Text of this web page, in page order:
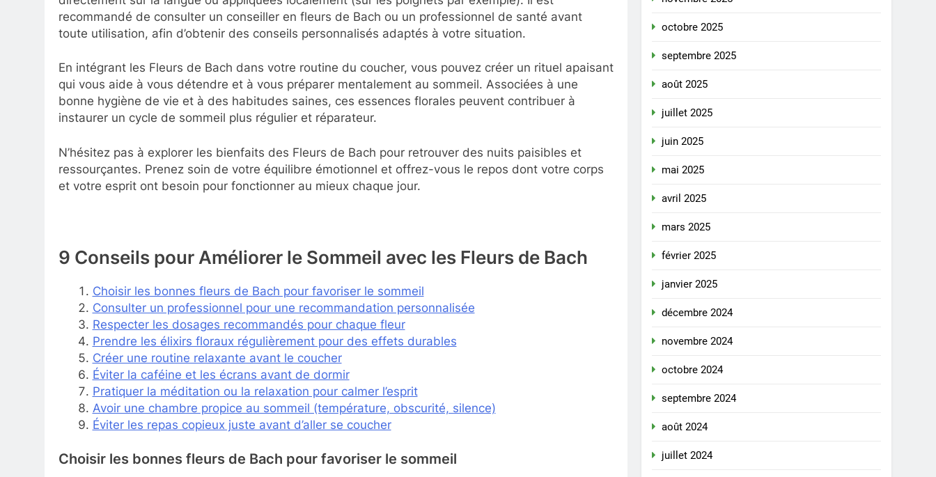
recommandé de consulter un conseiller en fleurs de Bach ou un professionnel de santé avant
toute utilisation, afin d’obtenir des conseils personnalisés adaptés à votre situation.
En intégrant les Fleurs de Bach dans votre routine du coucher, vous pouvez créer un rituel apaisant
qui vous aide à vous détendre et à vous préparer mentalement au sommeil. Associées à une
bonne hygiène de vie et à des habitudes saines, ces essences florales peuvent contribuer à
instaurer un cycle de sommeil plus régulier et réparateur.
N’hésitez pas à explorer les bienfaits des Fleurs de Bach pour retrouver des nuits paisibles et
ressourçantes. Prenez soin de votre équilibre émotionnel et offrez-vous le repos dont votre corps
et votre esprit ont besoin pour fonctionner au mieux chaque jour.
9 Conseils pour Améliorer le Sommeil avec les Fleurs de Bach
Choisir les bonnes fleurs de Bach pour favoriser le sommeil
Consulter un professionnel pour une recommandation personnalisée
Respecter les dosages recommandés pour chaque fleur
Prendre les élixirs floraux régulièrement pour des effets durables
Créer une routine relaxante avant le coucher
Éviter la caféine et les écrans avant de dormir
Pratiquer la méditation ou la relaxation pour calmer l’esprit
Avoir une chambre propice au sommeil (température, obscurité, silence)
Éviter les repas copieux juste avant d’aller se coucher
Choisir les bonnes fleurs de Bach pour favoriser le sommeil
octobre 2025
septembre 2025
août 2025
juillet 2025
juin 2025
mai 2025
avril 2025
mars 2025
février 2025
janvier 2025
décembre 2024
novembre 2024
octobre 2024
septembre 2024
août 2024
juillet 2024